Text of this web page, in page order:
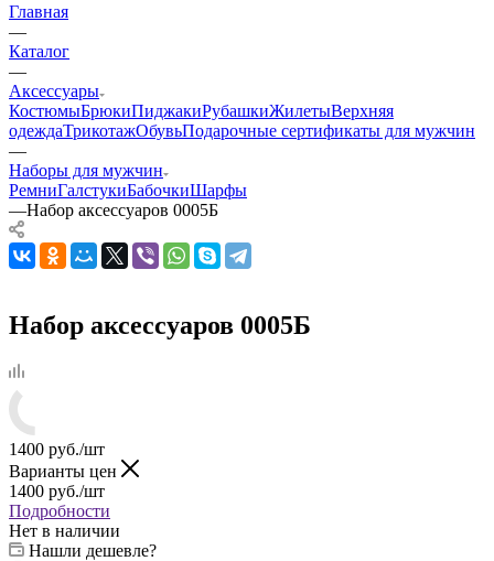
Главная
—
Каталог
—
Аксессуары
КостюмыБрюкиПиджакиРубашкиЖилетыВерхняя
одеждаТрикотажОбувьПодарочные сертификаты для мужчин
—
Наборы для мужчин
РемниГалстукиБабочкиШарфы
—Набор аксессуаров 0005Б
Набор аксессуаров 0005Б
1400 руб./шт
Варианты цен
1400 руб./шт
Подробности
Нет в наличии
Нашли дешевле?